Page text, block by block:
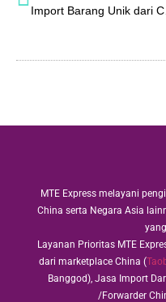
MTE Express melayani
China serta Negara Asia
Layanan Prioritas MTE
dari marketplace China (
Banggod), Jasa Import
/Forwarder